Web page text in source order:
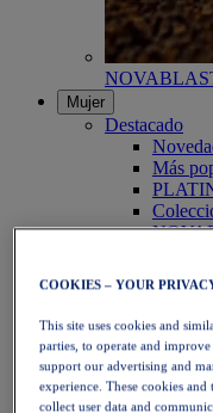
Mujer
Destacado
Más
Trail
Tenis
Voleibol
Pádel
Netball
COOKIES – YOUR
This site uses cookies and
parties, to operate and
support our advertising and
experience. These cookies
collect user data and